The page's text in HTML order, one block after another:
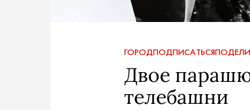
ГОРОДПОДПИСАТЬСЯ
Двое
телебашни